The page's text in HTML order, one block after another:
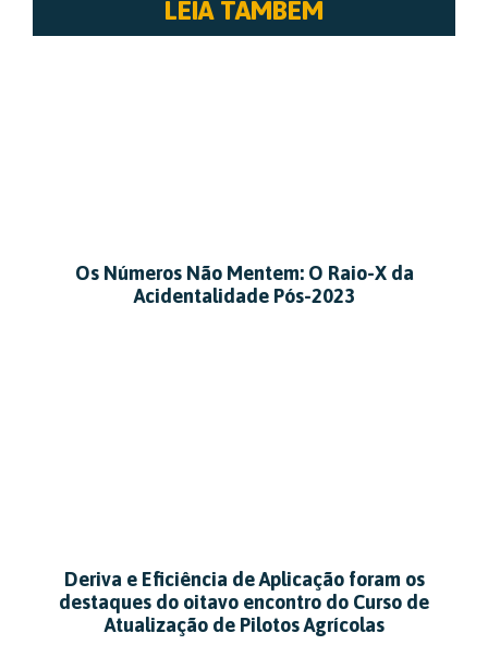
LEIA TAMBÉM
Os Números Não Mentem: O Raio-X da
Acidentalidade Pós-2023
Deriva e Eficiência de Aplicação foram os
destaques do oitavo encontro do Curso de
Atualização de Pilotos Agrícolas